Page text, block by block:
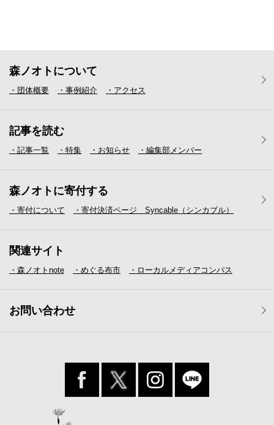
森ノオトについて
・団体概要 ・事例紹介 ・アクセス
記事を読む
・記事一覧 ・特集 ・お知らせ ・編集部メンバー
森ノオトに寄付する
・寄付について ・寄付決済ページ Syncable（シンカブル）
関連サイト
・森ノオトnote ・めぐる布市 ・ローカルメディア コンパス
お問い合わせ